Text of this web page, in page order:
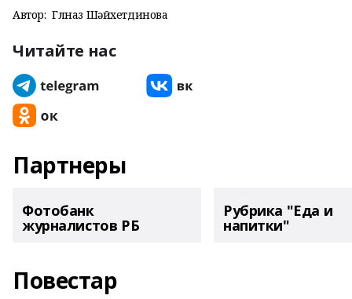
Автор: Гөлназ Шәйхетдинова
Читайте нас
Партнеры
Фотобанк
журналистов РБ
Рубрика "Еда и
напитки"
Повестар